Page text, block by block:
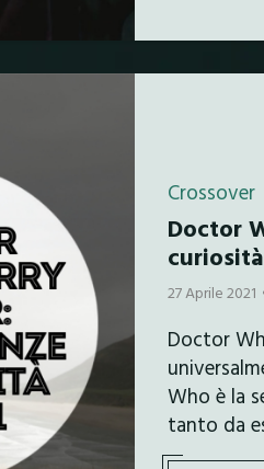
Crossover
Doctor
27 Aprile 2021
Doctor
Who è la
tanto da